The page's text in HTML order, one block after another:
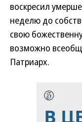
воскресил
неделю до
свою
возможно
Патриарх.